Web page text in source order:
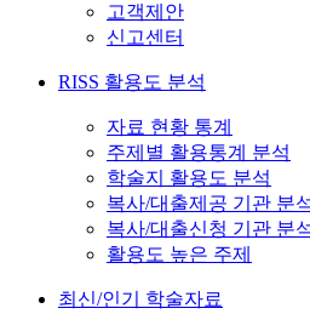
고객제안
신고센터
RISS 활용도 분석
자료 현황 통계
주제별 활용통계 분석
학술지 활용도 분석
복사/대출제공 기관 분
복사/대출신청 기관 분
활용도 높은 주제
최신/인기 학술자료